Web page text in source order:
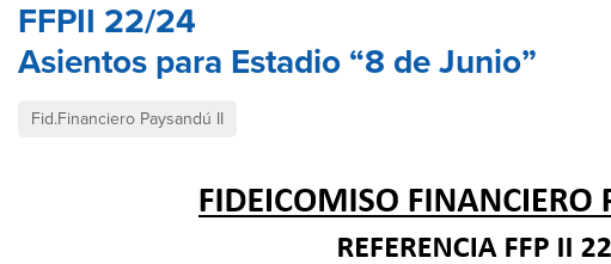
FFPII 22/24
Asientos para Estadio “8 de Junio”
Fid.Financiero Paysandú II